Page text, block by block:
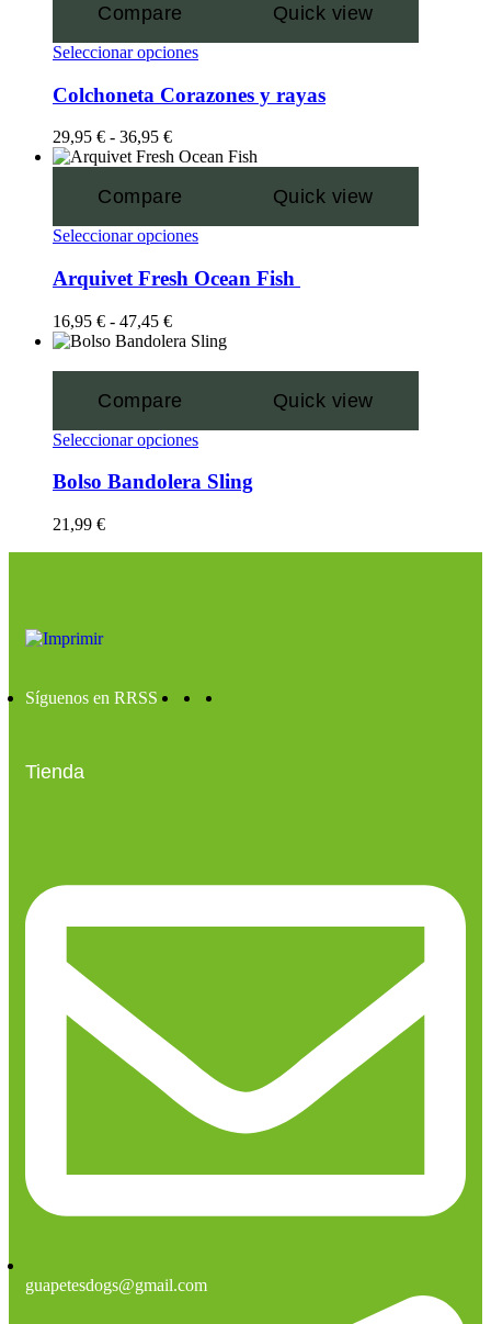
Compare Quick view
Seleccionar opciones
Colchoneta Corazones y rayas
29,95 € - 36,95 €
Compare Quick view
Seleccionar opciones
Arquivet Fresh Ocean Fish
16,95 € - 47,45 €
Compare Quick view
Seleccionar opciones
Bolso Bandolera Sling
21,99 €
Síguenos en RRSS
Tienda
guapetesdogs@gmail.com